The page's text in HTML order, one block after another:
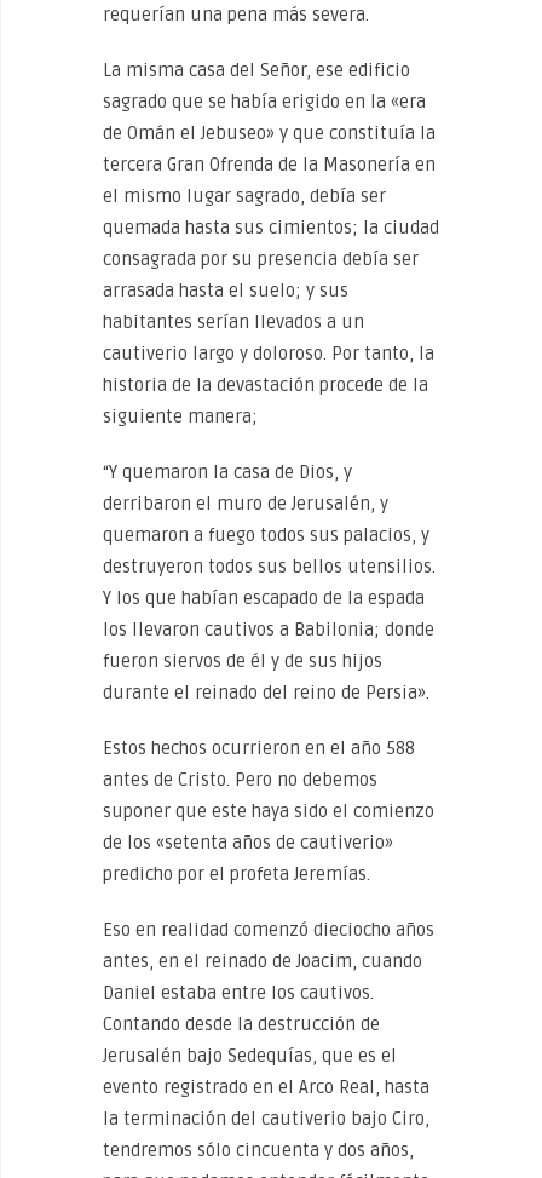
requerían una pena más severa.
La misma casa del Señor, ese edificio
sagrado que se había erigido en la «era
de Omán el Jebuseo» y que constituía la
tercera Gran Ofrenda de la Masonería en
el mismo lugar sagrado, debía ser
quemada hasta sus cimientos; la ciudad
consagrada por su presencia debía ser
arrasada hasta el suelo; y sus
habitantes serían llevados a un
cautiverio largo y doloroso. Por tanto, la
historia de la devastación procede de la
siguiente manera;
“Y quemaron la casa de Dios, y
derribaron el muro de Jerusalén, y
quemaron a fuego todos sus palacios, y
destruyeron todos sus bellos utensilios.
Y los que habían escapado de la espada
los llevaron cautivos a Babilonia; donde
fueron siervos de él y de sus hijos
durante el reinado del reino de Persia».
Estos hechos ocurrieron en el año 588
antes de Cristo. Pero no debemos
suponer que este haya sido el comienzo
de los «setenta años de cautiverio»
predicho por el profeta Jeremías.
Eso en realidad comenzó dieciocho años
antes, en el reinado de Joacim, cuando
Daniel estaba entre los cautivos.
Contando desde la destrucción de
Jerusalén bajo Sedequías, que es el
evento registrado en el Arco Real, hasta
la terminación del cautiverio bajo Ciro,
tendremos sólo cincuenta y dos años,